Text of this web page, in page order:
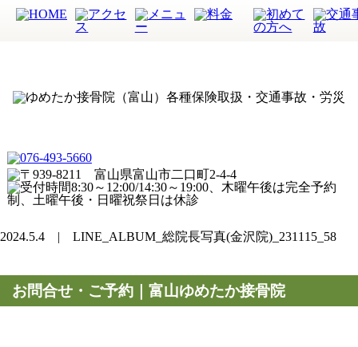
2024.5.4 | LINE_ALBUM_総院長写真(金沢院)_231115_58
お問合せ・ご予約｜富山ゆめたか接骨院